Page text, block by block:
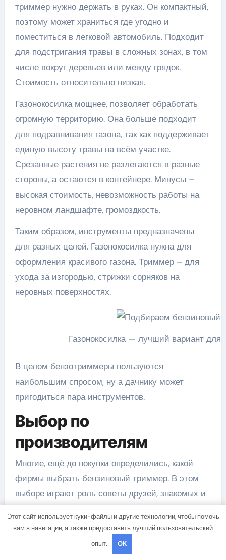
триммер нужно держать в руках. Он компактный,
поэтому может храниться где угодно и
поместиться в легковой автомобиль. Подходит
для подстригания травы в сложных зонах, в том
числе вокруг деревьев или между грядок.
Стоимость относительно низкая.
Газонокосилка мощнее, позволяет обработать
огромную территорию. Она больше подходит
для подравнивания газона, так как поддерживает
единую высоту травы на всём участке.
Срезанные растения не разлетаются в разные
стороны, а остаются в контейнере. Минусы –
высокая стоимость, невозможность работы на
неровном ландшафте, громоздкость.
Таким образом, инструменты предназначены
для разных целей. Газонокосилка нужна для
оформления красивого газона. Триммер – для
ухода за изгородью, стрижки сорняков на
неровных поверхностях.
Газонокосилка — лучший вариант для
В целом бензотриммеры пользуются
наибольшим спросом, ну а дачнику может
пригодиться пара инструментов.
Выбор по
производителям
Многие, ещё до покупки определились, какой
фирмы выбрать бензиновый триммер. В этом
выборе играют роль советы друзей, знакомых и
интернет. От производителя зависит
долговечность устройства, обслуживание,
доступность сменных деталей. Мы также
связываем надежность аппарата с маркой.
Этот сайт использует куки-файлы и другие технологии, чтобы помочь
вам в навигации, а также предоставить лучший пользовательский
опыт.
OK